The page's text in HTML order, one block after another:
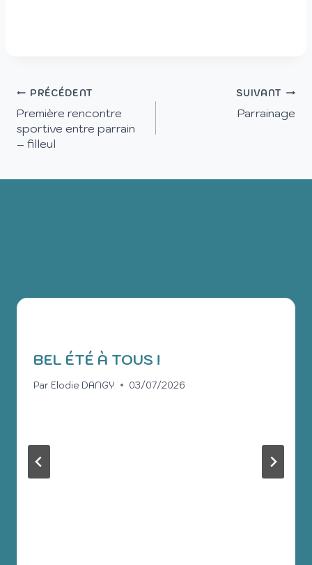
PRÉCÉDENT
Première rencontre
sportive entre parrain
– filleul
SUIVANT
Parrainage
BEL ÉTÉ À TOUS !
Par Elodie DANGY 03/07/2026